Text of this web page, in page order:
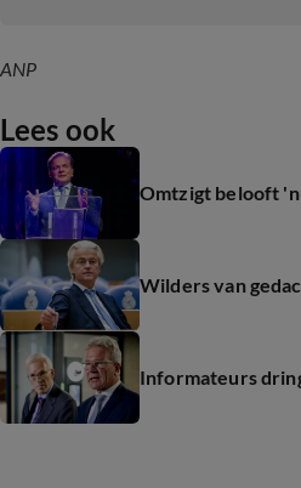
ANP
Lees ook
Omtzigt belooft
Wilders van
Informateurs